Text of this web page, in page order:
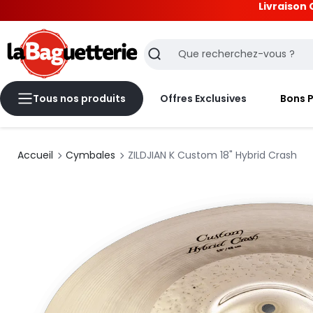
Livraison
Recherche
Tous nos produits Offres Exclusives Bons
Accueil Cymbales ZILDJIAN K Custom 18" Hybrid Crash